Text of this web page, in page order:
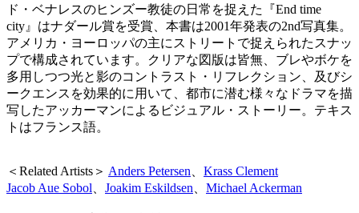
ド・ベナレスのヒンズー教徒の日常を捉えた『End time
city』はナダール賞を受賞、本書は2001年発表の2nd写真集。
アメリカ・ヨーロッパの主にストリートで捉えられたスナッ
プで構成されています。クリアな図版は皆無、ブレやボケを
多用しつつ光と影のコントラスト・リフレクション、及びシ
ークエンスを効果的に用いて、都市に潜む様々なドラマを描
写したアッカーマンによるビジュアル・ストーリー。テキス
トはフランス語。
＜Related Artists＞ Anders Petersen
Krass Clement
Jacob Aue Sobol
Joakim Eskildsen Michael Ackerman